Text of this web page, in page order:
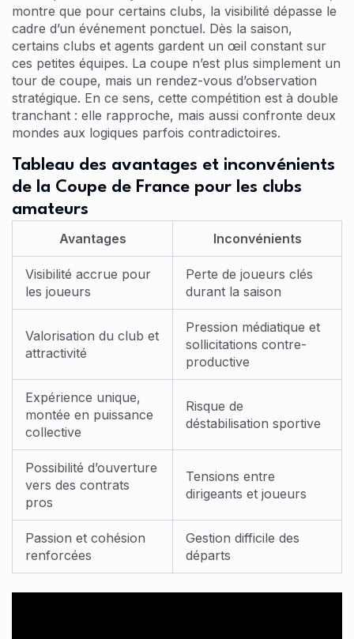
montre que pour certains clubs, la visibilité dépasse le
cadre d’un événement ponctuel. Dès la saison,
certains clubs et agents gardent un œil constant sur
ces petites équipes. La coupe n’est plus simplement un
tour de coupe, mais un rendez-vous d’observation
stratégique. En ce sens, cette compétition est à double
tranchant : elle rapproche, mais aussi confronte deux
mondes aux logiques parfois contradictoires.
Tableau des avantages et inconvénients
de la Coupe de France pour les clubs
amateurs
Avantages Inconvénients
Visibilité accrue pour
les joueurs
Perte de joueurs clés
durant la saison
Valorisation du club et
attractivité
Pression médiatique et
sollicitations contre-
productive
Expérience unique,
montée en puissance
collective
Risque de
déstabilisation sportive
Possibilité d’ouverture
vers des contrats
pros
Tensions entre
dirigeants et joueurs
Passion et cohésion
renforcées
Gestion difficile des
départs